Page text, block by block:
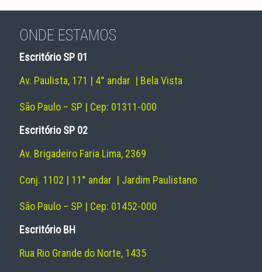
ONDE ESTAMOS
Escritório SP 01
Av. Paulista, 171 | 4° andar | Bela Vista
São Paulo – SP | Cep: 01311-000
Escritório SP 02
Av. Brigadeiro Faria Lima, 2369
Conj. 1102 | 11° andar | Jardim Paulistano
São Paulo – SP | Cep: 01452-000
Escritório BH
Rua Rio Grande do Norte, 1435